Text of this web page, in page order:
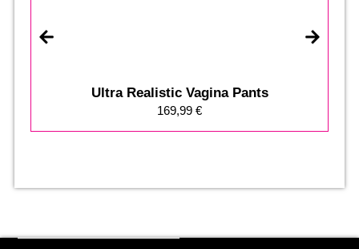
Ultra Realistic Vagina Pants
169,99 €